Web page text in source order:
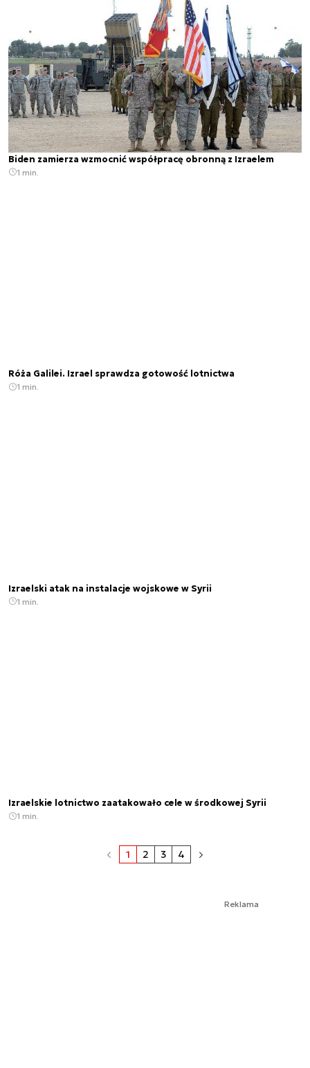
Biden zamierza wzmocnić współpracę obronną z Izraelem
1 min.
Róża Galilei. Izrael sprawdza gotowość lotnictwa
1 min.
Izraelski atak na instalacje wojskowe w Syrii
1 min.
Izraelskie lotnictwo zaatakowało cele w środkowej Syrii
1 min.
1 2 3 4
Reklama